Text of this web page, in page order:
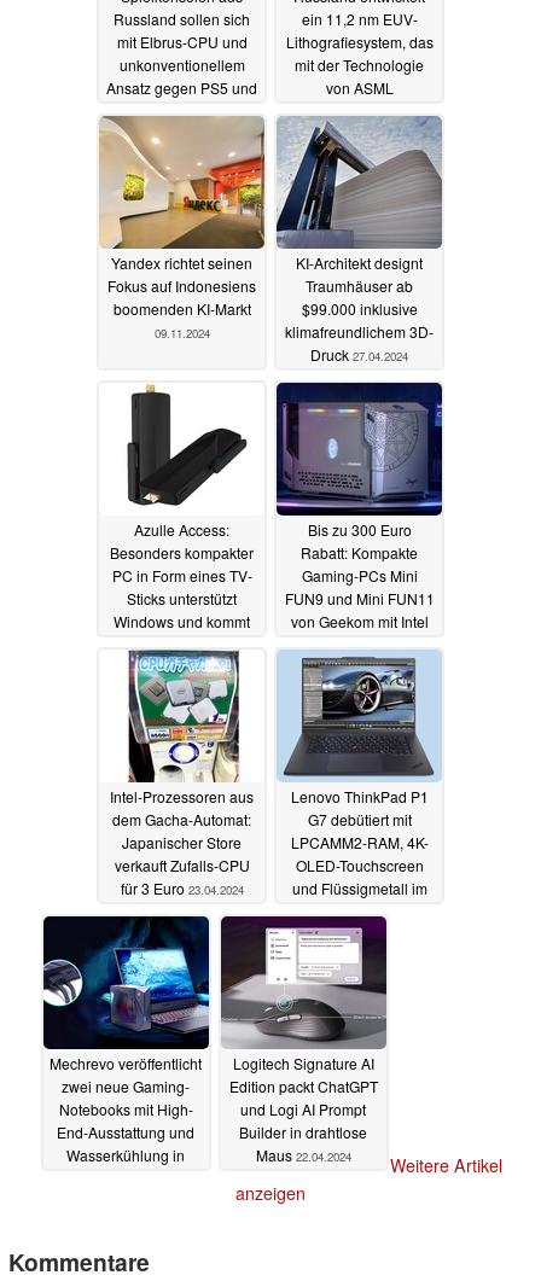
Russland sollen sich
mit Elbrus-CPU und
unkonventionellem
Ansatz gegen PS5 und
Xbox stellen30.12.2024
ein 11,2 nm EUV-
Lithografiesystem, das
mit der Technologie
von ASML
konkurrieren soll
23.12.2024
Yandex richtet seinen
Fokus auf Indonesiens
boomenden KI-Markt
09.11.2024
KI-Architekt designt
Traumhäuser ab
$99.000 inklusive
klimafreundlichem 3D-
Druck 27.04.2024
Azulle Access:
Besonders kompakter
PC in Form eines TV-
Sticks unterstützt
Windows und kommt
mit Intel-Prozessor
25.04.2024
Bis zu 300 Euro
Rabatt: Kompakte
Gaming-PCs Mini
FUN9 und Mini FUN11
von Geekom mit Intel
Core i9 stark reduziert
(Ad)25.04.2024
Intel-Prozessoren aus
dem Gacha-Automat:
Japanischer Store
verkauft Zufalls-CPU
für 3 Euro 23.04.2024
Lenovo ThinkPad P1
G7 debütiert mit
LPCAMM2-RAM, 4K-
OLED-Touchscreen
und Flüssigmetall im
1,8 kg Gehäuse
23.04.2024
Mechrevo veröffentlicht
zwei neue Gaming-
Notebooks mit High-
End-Ausstattung und
Wasserkühlung in
Logitech Signature AI
Edition packt ChatGPT
und Logi AI Prompt
Builder in drahtlose
Maus 22.04.2024
Weitere Artikel
anzeigen
Kommentare